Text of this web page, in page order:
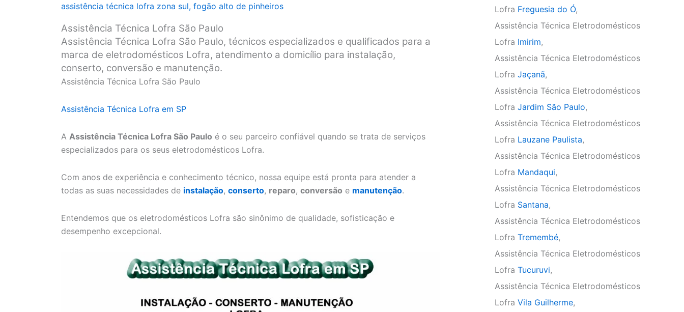
assistência técnica lofra zona sul, fogão alto de pinheiros
Assistência Técnica Lofra São Paulo
Assistência Técnica Lofra São Paulo, técnicos especializados e qualificados para a
marca de eletrodomésticos Lofra, atendimento a domicílio para instalação,
conserto, conversão e manutenção.
Assistência Técnica Lofra São Paulo
Assistência Técnica Lofra em SP
A Assistência Técnica Lofra São Paulo é o seu parceiro confiável quando se trata de serviços
especializados para os seus eletrodomésticos Lofra.
Com anos de experiência e conhecimento técnico, nossa equipe está pronta para atender a
todas as suas necessidades de instalação, conserto, reparo, conversão e manutenção.
Entendemos que os eletrodomésticos Lofra são sinônimo de qualidade, sofisticação e
desempenho excepcional.
Lofra Freguesia do Ó,
Assistência Técnica Eletrodomésticos
Lofra Imirim,
Assistência Técnica Eletrodomésticos
Lofra Jaçanã,
Assistência Técnica Eletrodomésticos
Lofra Jardim São Paulo,
Assistência Técnica Eletrodomésticos
Lofra Lauzane Paulista,
Assistência Técnica Eletrodomésticos
Lofra Mandaqui,
Assistência Técnica Eletrodomésticos
Lofra Santana,
Assistência Técnica Eletrodomésticos
Lofra Tremembé,
Assistência Técnica Eletrodomésticos
Lofra Tucuruvi,
Assistência Técnica Eletrodomésticos
Lofra Vila Guilherme,